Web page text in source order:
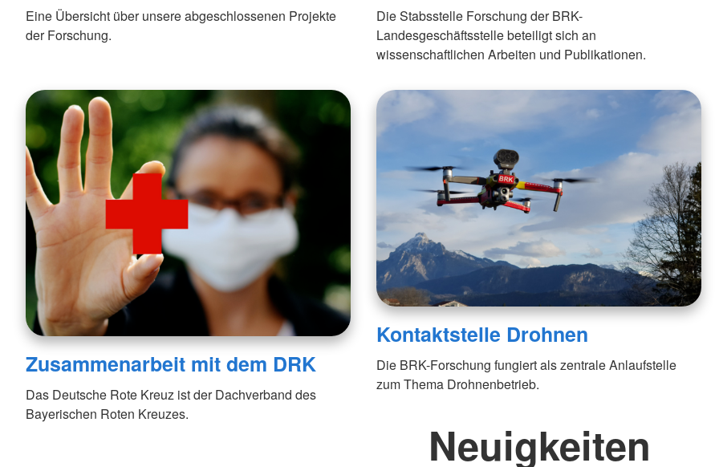
Eine Übersicht über unsere abgeschlossenen Projekte
der Forschung.
Die Stabsstelle Forschung der BRK-
Landesgeschäftsstelle beteiligt sich an
wissenschaftlichen Arbeiten und Publikationen.
Zusammenarbeit mit dem DRK
Das Deutsche Rote Kreuz ist der Dachverband des
Bayerischen Roten Kreuzes.
Kontaktstelle Drohnen
Die BRK-Forschung fungiert als zentrale Anlaufstelle
zum Thema Drohnenbetrieb.
Neuigkeiten